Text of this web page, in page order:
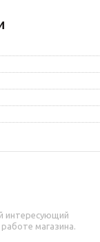
интересующий
магазина.